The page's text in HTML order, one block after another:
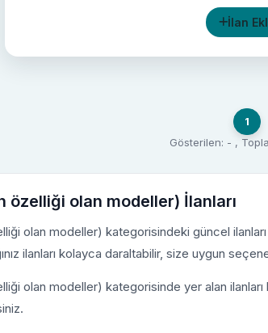
İlan
1
Gösterilen: - ,
özelliği olan modeller) İlanları
olan modeller) kategorisindeki güncel
ilanları kolayca daraltabilir, size uygun
olan modeller) kategorisinde yer alan ilanları